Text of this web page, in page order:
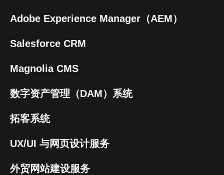
Adobe Experience Manager（AEM）
Salesforce CRM
Magnolia CMS
数字资产管理（DAM）系统
拓客系统
UX/UI 与网页设计服务
外贸网站建设服务